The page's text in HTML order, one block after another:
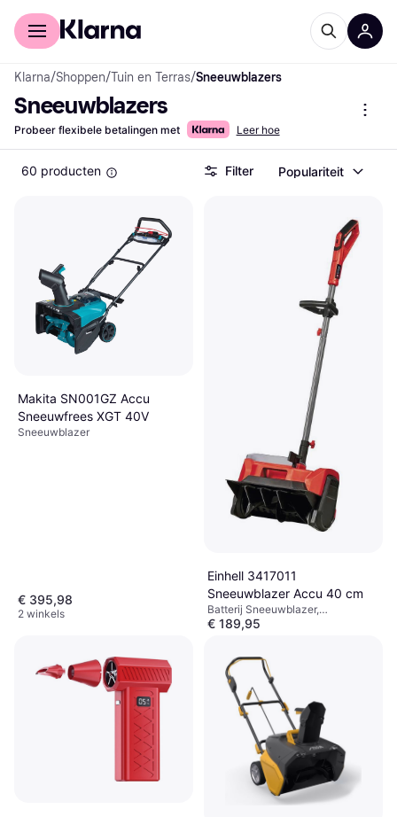
Voor shoppers
Klarna/Shoppen/Tuin en Terras/Sneeuwblazers
Sneeuwblazers
Probeer flexibele betalingen met Leer hoe
60 producten Filter Populariteit
Makita SN001GZ Accu
Sneeuwfrees XGT 40V
Sneeuwblazer
€ 395,98
2 winkels
Einhell 3417011
Sneeuwblazer Accu 40 cm
Batterij Sneeuwblazer,
Inlaatbreedte: 40 cm
€ 189,95